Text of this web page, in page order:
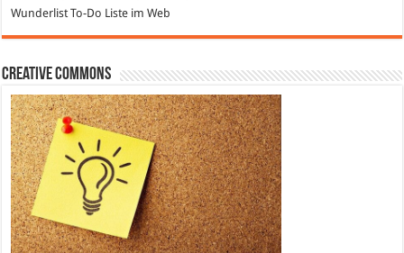
Wunderlist To-Do Liste im Web
Creative Commons